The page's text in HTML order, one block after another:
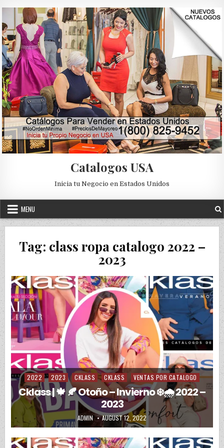
Catalogos USA
Inicia tu Negocio en Estados Unidos
MENU
Tag: class ropa catalogo 2022 –
2023
Posted in
2022 2023 CKLASS CKLASS VENTAS POR CATALOGO
Cklass | 🍁 🍂 Otoño – Invierno ❄️🌧️ 2022 –
2023
AUTHOR:
ADMIN PUBLISHED DATE:
AUGUST 12, 2022